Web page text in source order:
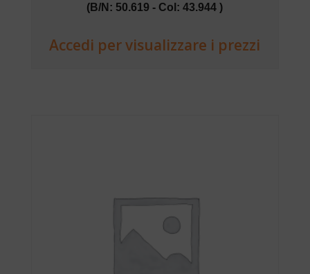
(B/N: 50.619 - Col: 43.944 )
Accedi per visualizzare i prezzi